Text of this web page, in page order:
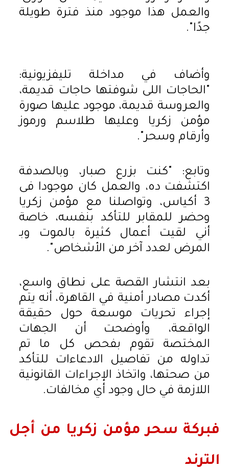
والعمل هذا موجود منذ فترة طويلة
جدًا".
وأضاف في مداخلة تليفزيونية:
"الحاجات اللى شوفتها حاجات قديمة،
والعروسة قديمة، موجود عليها صورة
مؤمن زكريا وعليها طلاسم ورموز
وأرقام وسحر".
وتابع: "كنت بزرع صبار، وبالصدفة
اكتشفت ده، والعمل كان موجودا فى
3 أكياس، وتواصلنا مع مؤمن زكريا
وحضر للمقابر للتأكد بنفسه، خاصة
أني لقيت أعمال كثيرة بالموت وبـ
المرض لعدد آخر من الأشخاص".
بعد انتشار القصة على نطاق واسع،
أكدت مصادر أمنية في القاهرة، أنه يتم
إجراء تحريات موسعة حول حقيقة
الواقعة، وأوضحت أن الجهات
المختصة تقوم بفحص كل ما تم
تداوله من تفاصيل الادعاءات للتأكد
من صحتها، واتخاذ الإجراءات القانونية
اللازمة في حال وجود أي مخالفات.
فبركة سحر مؤمن زكريا من أجل
الترند